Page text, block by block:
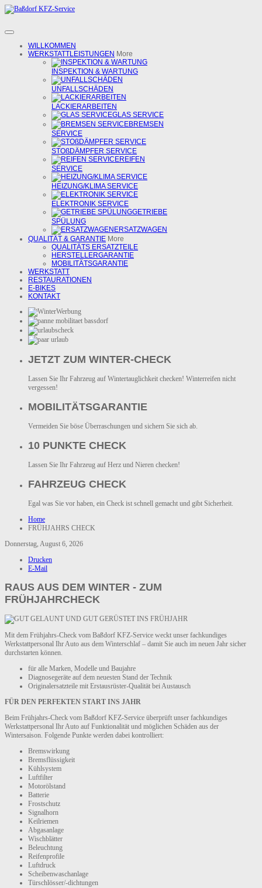
WILLKOMMEN
WERKSTATTLEISTUNGEN More
INSPEKTION & WARTUNG
UNFALLSCHÄDEN
LACKIERARBEITEN
GLAS SERVICE
BREMSEN
SERVICE
STOßDÄMPFER SERVICE
REIFEN
SERVICE
HEIZUNG/KLIMA SERVICE
ELEKTRONIK SERVICE
GETRIEBE
SPÜLUNG
ERSATZWAGEN
QUALITÄT & GARANTIE More
QUALITÄTS ERSATZTEILE
HERSTELLERGARANTIE
MOBILITÄTSGARANTIE
WERKSTATT
RESTAURATIONEN
E-BIKES
KONTAKT
JETZT ZUM WINTER-CHECK
Lassen Sie Ihr Fahrzeug auf Wintertauglichkeit checken! Winterreifen nicht
vergessen!
MOBILITÄTSGARANTIE
Vermeiden Sie böse Überraschungen und sichern Sie sich ab.
10 PUNKTE CHECK
Lassen Sie Ihr Fahrzeug auf Herz und Nieren checken!
FAHRZEUG CHECK
Egal was Sie vor haben, ein Check ist schnell gemacht und gibt Sicherheit.
Home
FRÜHJAHRS CHECK
Donnerstag, August 6, 2026
Drucken
E-Mail
RAUS AUS DEM WINTER - ZUM
FRÜHJAHRCHECK
Mit dem Frühjahrs-Check vom Baßdorf KFZ-Service weckt unser fachkundiges
Werkstattpersonal Ihr Auto aus dem Winterschlaf – damit Sie auch im neuen Jahr sicher
durchstarten können.
für alle Marken, Modelle und Baujahre
Diagnosegeräte auf dem neuesten Stand der Technik
Originalersatzteile mit Erstausrüster-Qualität bei Austausch
FÜR DEN PERFEKTEN START INS JAHR
Beim Frühjahrs-Check vom Baßdorf KFZ-Service überprüft unser fachkundiges
Werkstattpersonal Ihr Auto auf Funktionalität und möglichen Schäden aus der
Wintersaison. Folgende Punkte werden dabei kontrolliert:
Bremswirkung
Bremsflüssigkeit
Kühlsystem
Luftfilter
Motorölstand
Batterie
Frostschutz
Signalhorn
Keilriemen
Abgasanlage
Wischblätter
Beleuchtung
Reifenprofile
Luftdruck
Scheibenwaschanlage
Türschlösser/-dichtungen